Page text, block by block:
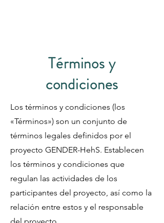
Términos y
condiciones
Los términos y condiciones (los
«Términos») son un conjunto de
términos legales definidos por el
proyecto GENDER-HehS. Establecen
los términos y condiciones que
regulan las actividades de los
participantes del proyecto, así como la
relación entre estos y el responsable